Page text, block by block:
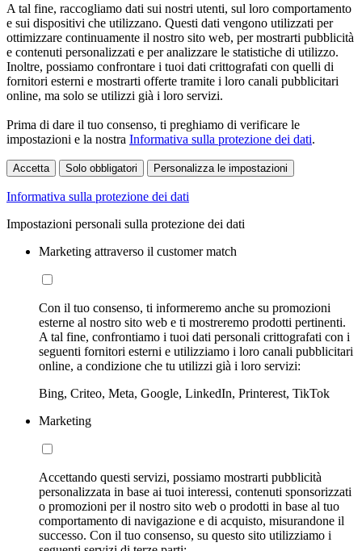
A tal fine, raccogliamo dati sui nostri utenti, sul loro comportamento
e sui dispositivi che utilizzano. Questi dati vengono utilizzati per
ottimizzare continuamente il nostro sito web, per mostrarti pubblicità
e contenuti personalizzati e per analizzare le statistiche di utilizzo.
Inoltre, possiamo confrontare i tuoi dati crittografati con quelli di
fornitori esterni e mostrarti offerte tramite i loro canali pubblicitari
online, ma solo se utilizzi già i loro servizi.
Prima di dare il tuo consenso, ti preghiamo di verificare le
impostazioni e la nostra Informativa sulla protezione dei dati.
Accetta Solo obbligatori Personalizza le impostazioni
Informativa sulla protezione dei dati
Impostazioni personali sulla protezione dei dati
Marketing attraverso il customer match
Con il tuo consenso, ti informeremo anche su promozioni
esterne al nostro sito web e ti mostreremo prodotti pertinenti.
A tal fine, confrontiamo i tuoi dati personali crittografati con i
seguenti fornitori esterni e utilizziamo i loro canali pubblicitari
online, a condizione che tu utilizzi già i loro servizi:
Bing, Criteo, Meta, Google, LinkedIn, Printerest, TikTok
Marketing
Accettando questi servizi, possiamo mostrarti pubblicità
personalizzata in base ai tuoi interessi, contenuti sponsorizzati
o promozioni per il nostro sito web o prodotti in base al tuo
comportamento di navigazione e di acquisto, misurandone il
successo. Con il tuo consenso, su questo sito utilizziamo i